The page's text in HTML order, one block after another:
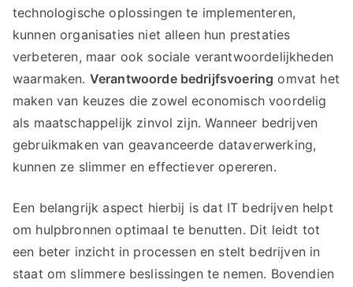
technologische oplossingen te implementeren,
kunnen organisaties niet alleen hun prestaties
verbeteren, maar ook sociale verantwoordelijkheden
waarmaken. Verantwoorde bedrijfsvoering omvat het
maken van keuzes die zowel economisch voordelig
als maatschappelijk zinvol zijn. Wanneer bedrijven
gebruikmaken van geavanceerde dataverwerking,
kunnen ze slimmer en effectiever opereren.
Een belangrijk aspect hierbij is dat IT bedrijven helpt
om hulpbronnen optimaal te benutten. Dit leidt tot
een beter inzicht in processen en stelt bedrijven in
staat om slimmere beslissingen te nemen. Bovendien